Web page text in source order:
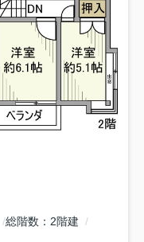
総階数
2階建